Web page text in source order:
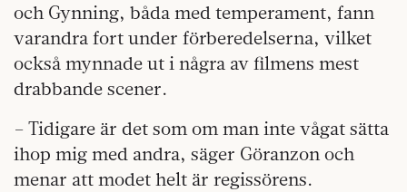
och Gynning, båda med temperament, fann
varandra fort under förberedelserna, vilket
också mynnade ut i några av filmens mest
drabbande scener.
– Tidigare är det som om man inte vågat sätta
ihop mig med andra, säger Göranzon och
menar att modet helt är regissörens.